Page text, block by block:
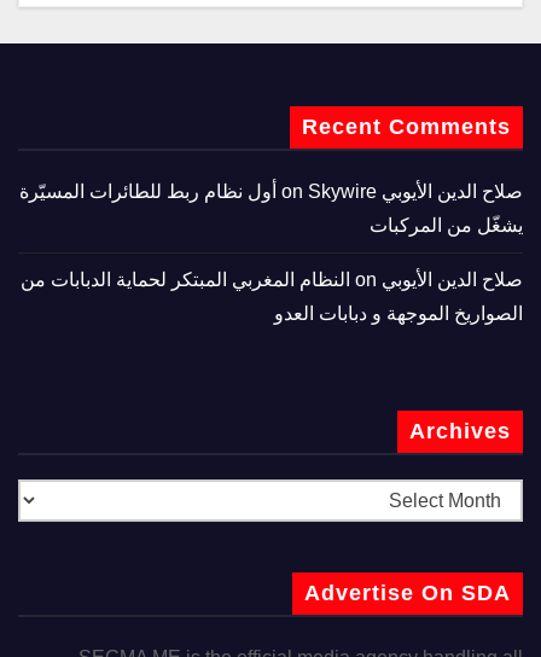
Recent Comments
صلاح الدين الأيوبي
Skywire أول نظام ربط للطائرات المسيّرة
يشغّل من المركبات
صلاح الدين الأيوبي
النظام المغربي المبتكر لحماية الدبابات من
الصواريخ الموجهة و دبابات العدو
Archives
Advertise On SDA